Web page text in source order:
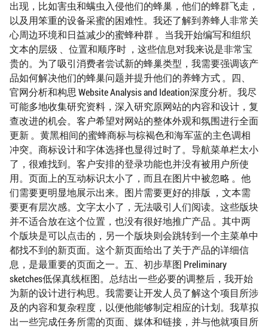
出现，比如害虫和螨虫入侵他们的蜂巢，他们的蜂群飞走，
以及用笨重的设备采蜜的困难性。我还了解到养蜂人非常关
心周边环境和日益减少的蜜蜂种群 。当我开始编写和组织
文本的层级 、位置和顺序时 ，这些信息对我来说是非常宝
贵的。为了吸引消费者尝试新的蜂巢类型，我需要强调该产
品如何解决他们的蜂巢问题并提升他们的养蜂方式 。四、
官网分析和构思 Website Analysis and Ideation深度分析。我尽
可能多地收集研究资料，深入研究原网站的内容和设计，复
查改进的机会。客户希望对网站的整体外观和氛围进行全面
更新 。黄黑相间的蜜蜂商标与棕褐色和海军蓝的主色调相
冲突。商标设计和字体选择也显得过时了。导航菜单栏太小
了，很难找到。客户安排的登录功能也并没有被用户所使
用。页面上的互动标识太小了，而且在图片中被忽略 。他
们需要更明显地展示出来。图片需要更好的排版 ，文本需
要更有层次感。文字太小了，无法吸引人们阅读。这些版块
并不适合放在这个位置，也没有很好地推广产品 。其中两
个版块是可以点击的，另一个版块则会跳转到一个主菜单中
都找不到的新页面。这个新页面给出了关于产品的详细信
息，是最重要的页面之一。五、初步草图 Preliminary
sketches低保真线框图。总结出一些必要的调整后，我开始
为新的设计进行构思。我需要让开发人员了解这个项目所涉
及的内容和复杂程度，以便他能够制定相应的计划。我草拟
出一些完成任务所需的页面、媒体和链接，并与他就项目所